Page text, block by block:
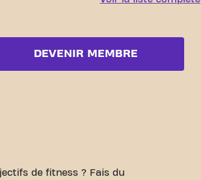
DEVENIR MEMBRE
de fitness ? Fais du